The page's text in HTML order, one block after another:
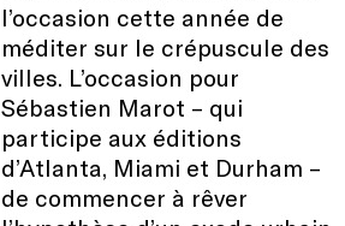
l’occasion cette année de
méditer sur le crépuscule des
villes. L’occasion pour
Sébastien Marot – qui
participe aux éditions
d’Atlanta, Miami et Durham –
de commencer à rêver